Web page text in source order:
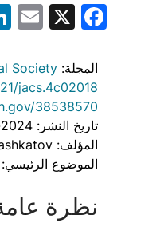
X
المجلة: Society
jacs.4c02018
38538570
تاريخ النشر: 2024-03-27
المؤلف: Aleksandr Bashkatov وآخرون
الموضوع الرئيسي:
نظرة